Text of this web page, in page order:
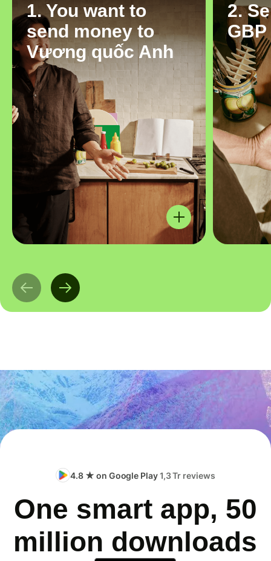
1. You want to
send money to
Vương quốc Anh
2.
GBP
4.8 ★ on Google Play1,3 Tr reviews
One smart app, 50
million downloads